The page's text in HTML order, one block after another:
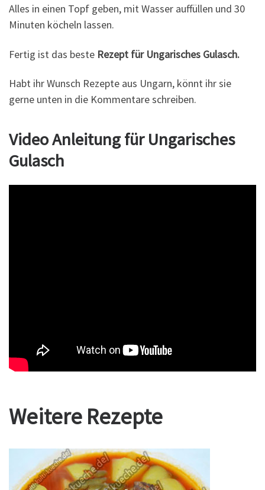
Alles in einen Topf geben, mit Wasser auffüllen und 30
Minuten köcheln lassen.
Fertig ist das beste Rezept für Ungarisches Gulasch.
Habt ihr Wunsch Rezepte aus Ungarn, könnt ihr sie
gerne unten in die Kommentare schreiben.
Video Anleitung für Ungarisches
Gulasch
Weitere Rezepte